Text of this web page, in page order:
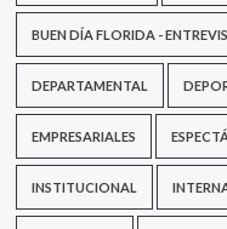
BUEN DÍA FLORIDA -
DEPARTAMENTAL
EMPRESARIALES
INSTITUCIONAL